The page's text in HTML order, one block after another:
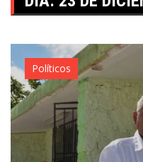
Políticos